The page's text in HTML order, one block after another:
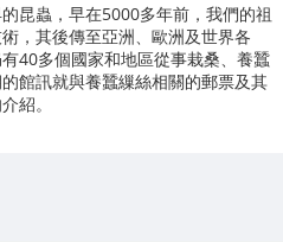
昆蟲，早在5000多年前，我們的祖
，其後傳至亞洲、歐洲及世界各
40多個國家和地區從事栽桑、養蠶
館訊就與養蠶繅絲相關的郵票及其
紹。